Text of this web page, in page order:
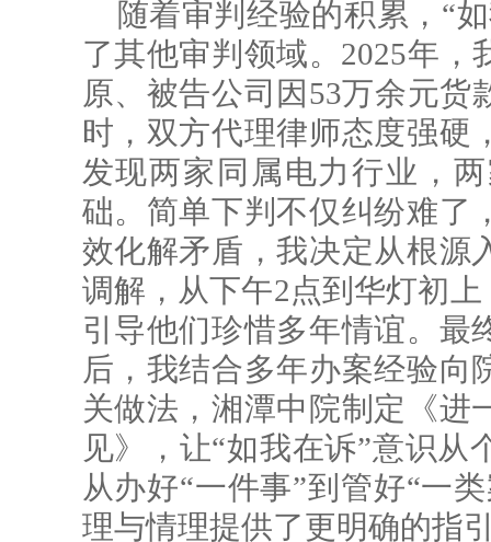
随着审判经验的积累，“
了其他审判领域。2025年
原、被告公司因53万余元货
时，双方代理律师态度强硬
发现两家同属电力行业，
础。简单下判不仅纠纷难了
效化解矛盾，我决定从根源
调解，从下午2点到华灯初
引导他们珍惜多年情谊。最
后，我结合多年办案经验向
关做法，湘潭中院制定《进
见》，让“如我在诉”意识
从办好“一件事”到管好“一
理与情理提供了更明确的指